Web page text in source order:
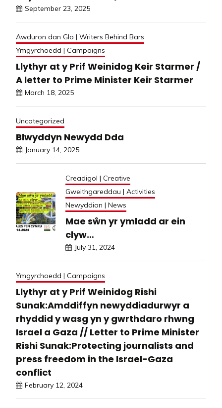
September 23, 2025
Awduron dan Glo | Writers Behind Bars
Ymgyrchoedd | Campaigns
Llythyr at y Prif Weinidog Keir Starmer /
A letter to Prime Minister Keir Starmer
March 18, 2025
Uncategorized
Blwyddyn Newydd Dda
January 14, 2025
Creadigol | Creative
Gweithgareddau | Activities
Newyddion | News
Mae sŵn yr ymladd ar ein
clyw…
July 31, 2024
Ymgyrchoedd | Campaigns
Llythyr at y Prif Weinidog Rishi
Sunak:Amddiffyn newyddiadurwyr a
rhyddid y wasg yn y gwrthdaro rhwng
Israel a Gaza // Letter to Prime Minister
Rishi Sunak:Protecting journalists and
press freedom in the Israel-Gaza
conflict
February 12, 2024